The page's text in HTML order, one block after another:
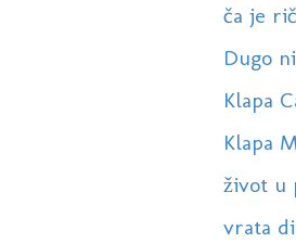
ča je
Dugo
Klapa
Klapa
život u
vrata